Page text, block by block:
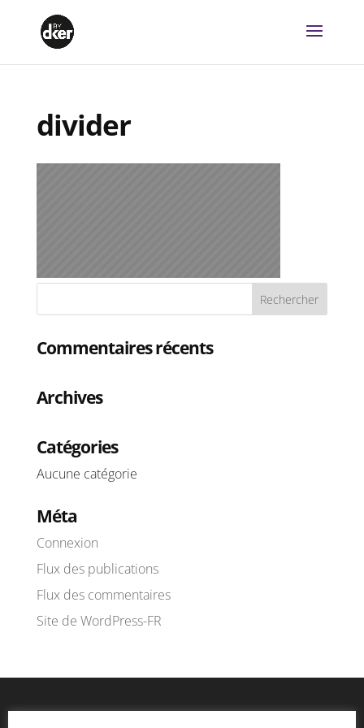
divider
Commentaires récents
Archives
Catégories
Aucune catégorie
Méta
Connexion
Flux des publications
Flux des commentaires
Site de WordPress-FR